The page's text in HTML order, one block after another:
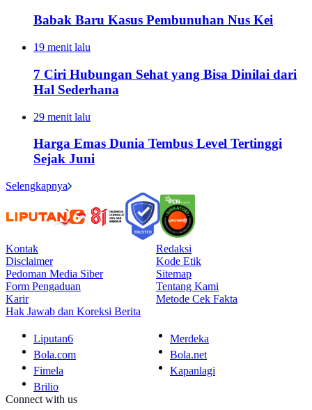
Babak Baru Kasus Pembunuhan Nus Kei
19 menit lalu
7 Ciri Hubungan Sehat yang Bisa Dinilai dari
Hal Sederhana
29 menit lalu
Harga Emas Dunia Tembus Level Tertinggi
Sejak Juni
Selengkapnya
Kontak
Redaksi
Disclaimer
Kode Etik
Pedoman Media Siber
Sitemap
Form Pengaduan
Tentang Kami
Karir
Metode Cek Fakta
Hak Jawab dan Koreksi Berita
Liputan6
Merdeka
Bola.com
Bola.net
Fimela
Kapanlagi
Brilio
Connect with us